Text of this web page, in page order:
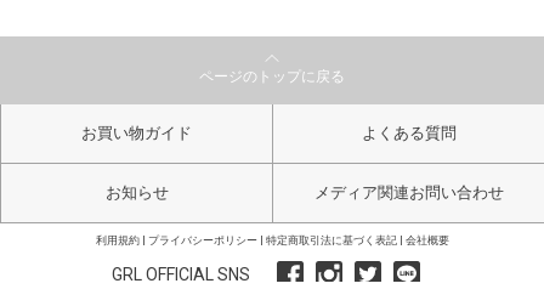
ページのトップに戻る
お買い物ガイド よくある質問
お知らせ メディア関連お問い合わせ
利用規約 プライバシーポリシー 特定商取引法に基づく表記 会社概要
GRL OFFICIAL SNS